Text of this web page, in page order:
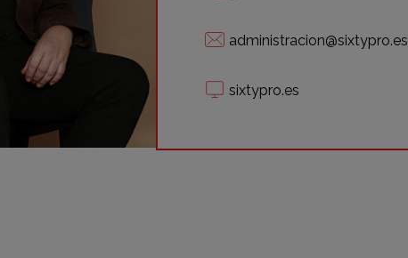
administracion@sixtypro.es
sixtypro.es